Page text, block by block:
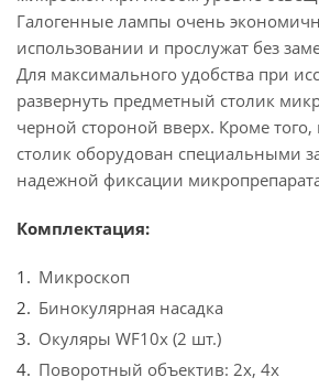
Галогенные лампы очень
использовании и прослужат без
Для максимального удобства при
развернуть предметный столик
черной стороной вверх. Кроме
столик оборудован специальными
надежной фиксации
Комплектация:
Микроскоп
Бинокулярная насадка
Окуляры WF10x (2 шт.)
Поворотный объектив: 2x, 4x